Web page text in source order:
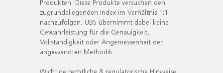
Produkten. Diese Produkte versuchen den
zugrundeliegenden Index im Verhältnis 1:1
nachzufolgen. UBS übernimmt dabei keine
Gewährleistung für die Genauigkeit,
Vollständigkeit oder Angemessenheit der
angewandten Methodik.